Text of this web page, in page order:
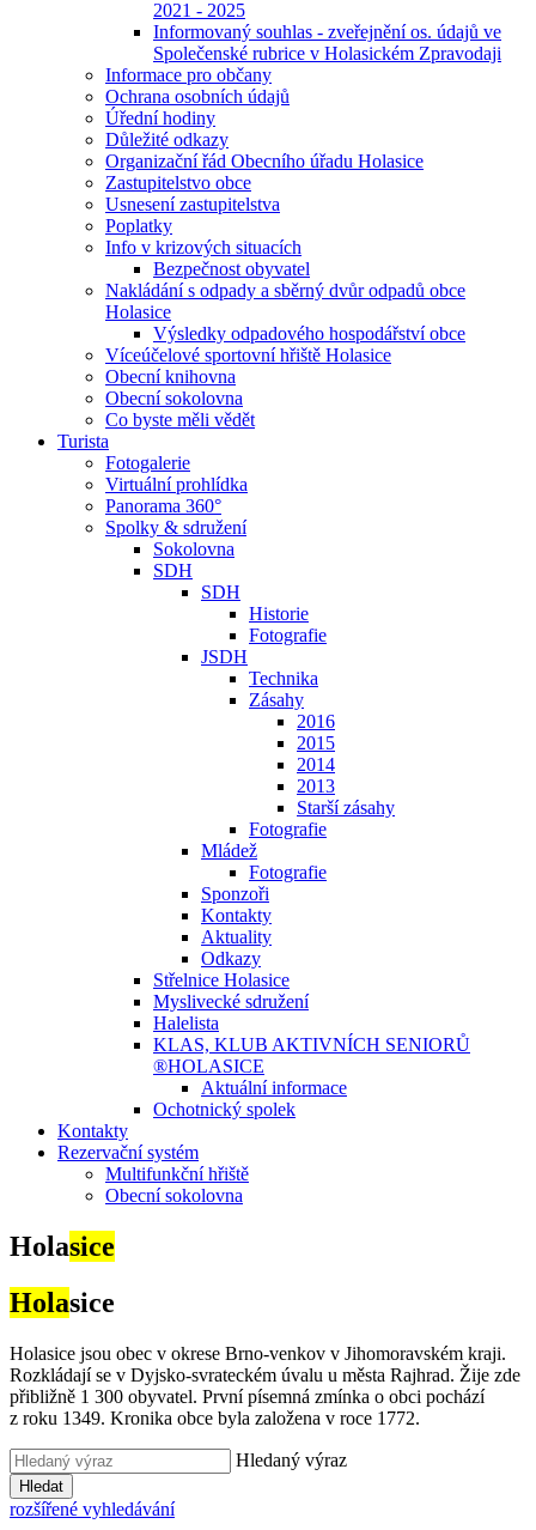
2021 - 2025
Informovaný souhlas - zveřejnění os. údajů ve
Společenské rubrice v Holasickém Zpravodaji
Informace pro občany
Ochrana osobních údajů
Úřední hodiny
Důležité odkazy
Organizační řád Obecního úřadu Holasice
Zastupitelstvo obce
Usnesení zastupitelstva
Poplatky
Info v krizových situacích
Bezpečnost obyvatel
Nakládání s odpady a sběrný dvůr odpadů obce
Holasice
Výsledky odpadového hospodářství obce
Víceúčelové sportovní hřiště Holasice
Obecní knihovna
Obecní sokolovna
Co byste měli vědět
Turista
Fotogalerie
Virtuální prohlídka
Panorama 360°
Spolky & sdružení
Sokolovna
SDH
SDH
Historie
Fotografie
JSDH
Technika
Zásahy
2016
2015
2014
2013
Starší zásahy
Fotografie
Mládež
Fotografie
Sponzoři
Kontakty
Aktuality
Odkazy
Střelnice Holasice
Myslivecké sdružení
Halelista
KLAS, KLUB AKTIVNÍCH SENIORŮ
®HOLASICE
Aktuální informace
Ochotnický spolek
Kontakty
Rezervační systém
Multifunkční hřiště
Obecní sokolovna
Holasice
Holasice
Holasice jsou obec v okrese Brno-venkov v Jihomoravském kraji.
Rozkládají se v Dyjsko-svrateckém úvalu u města Rajhrad. Žije zde
přibližně 1 300 obyvatel. První písemná zmínka o obci pochází
z roku 1349. Kronika obce byla založena v roce 1772.
Hledaný výraz
Hledat
rozšířené vyhledávání